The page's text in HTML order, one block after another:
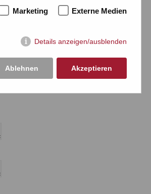
Marketing Externe Medien
Details anzeigen/ausblenden
Ablehnen Akzeptieren